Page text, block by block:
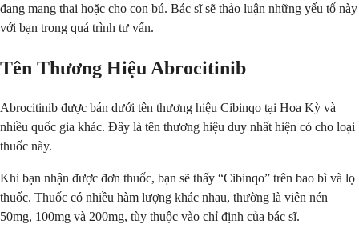
đang mang thai hoặc cho con bú. Bác sĩ sẽ thảo luận những yếu tố này
với bạn trong quá trình tư vấn.
Tên Thương Hiệu Abrocitinib
Abrocitinib được bán dưới tên thương hiệu Cibinqo tại Hoa Kỳ và
nhiều quốc gia khác. Đây là tên thương hiệu duy nhất hiện có cho loại
thuốc này.
Khi bạn nhận được đơn thuốc, bạn sẽ thấy “Cibinqo” trên bao bì và lọ
thuốc. Thuốc có nhiều hàm lượng khác nhau, thường là viên nén
50mg, 100mg và 200mg, tùy thuộc vào chỉ định của bác sĩ.